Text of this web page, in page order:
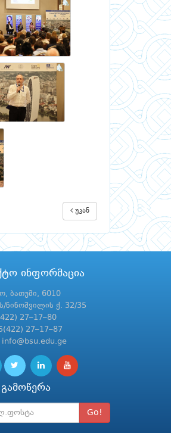
უკან
ინფორმაცია
ბათუმი, 6010
ნინოშვილის ქ. 32/35
27–17–80
27–17–87
Go!